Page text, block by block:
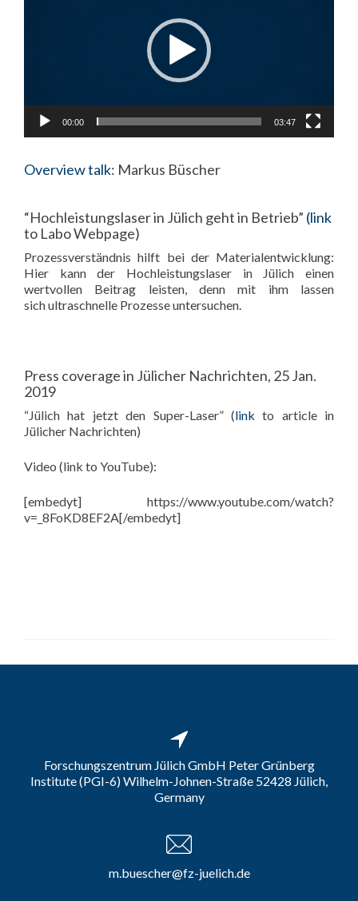
00:00 03:47
Overview talk: Markus Büscher
“Hochleistungslaser in Jülich geht in Betrieb” (link
to Labo Webpage)
Prozessverständnis hilft bei der Materialentwicklung:
Hier kann der Hochleistungslaser in Jülich einen
wertvollen Beitrag leisten, denn mit ihm lassen
sich ultraschnelle Prozesse untersuchen.
Press coverage in Jülicher Nachrichten, 25 Jan.
2019
“Jülich hat jetzt den Super-Laser” (link to article in
Jülicher Nachrichten)
Video (link to YouTube):
[embedyt] https://www.youtube.com/watch?
v=_8FoKD8EF2A[/embedyt]
Forschungszentrum Jülich GmbH Peter Grünberg
Institute (PGI-6) Wilhelm-Johnen-Straße 52428 Jülich,
Germany
m.buescher@fz-juelich.de